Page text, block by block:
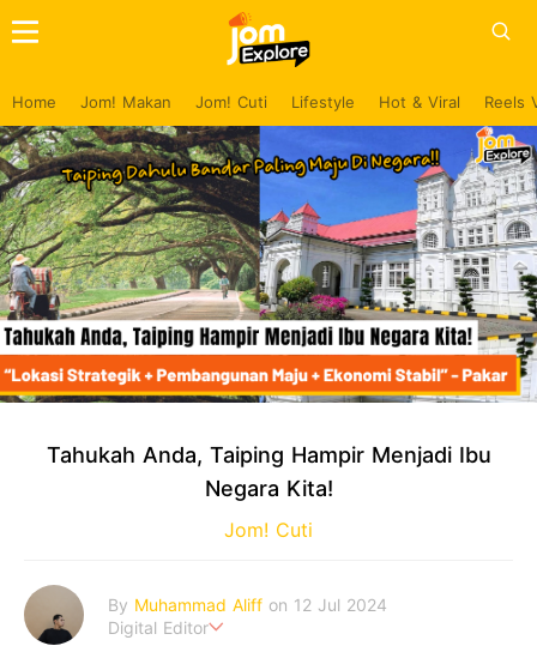
Home Jom! Makan Jom! Cuti Lifestyle Hot & Viral Reels
Tahukah Anda, Taiping Hampir Menjadi Ibu
Negara Kita!
Jom! Cuti
By Muhammad Aliff on 12 Jul 2024
Digital Editor